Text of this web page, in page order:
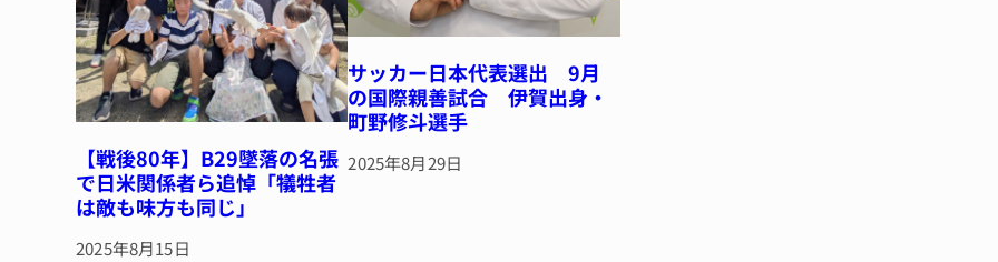
【戦後80年】B29墜落の名張
で日米関係者ら追悼「犠牲者
は敵も味方も同じ」
2025年8月15日
サッカー日本代表選出 9月
の国際親善試合 伊賀出身・
町野修斗選手
2025年8月29日